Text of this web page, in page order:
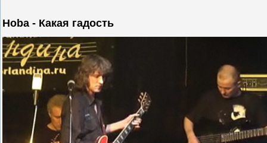
Hoba - Какая гадость